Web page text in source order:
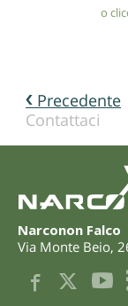
o
Precedente
Contattaci
Narconon Falco
Via Monte Beio,